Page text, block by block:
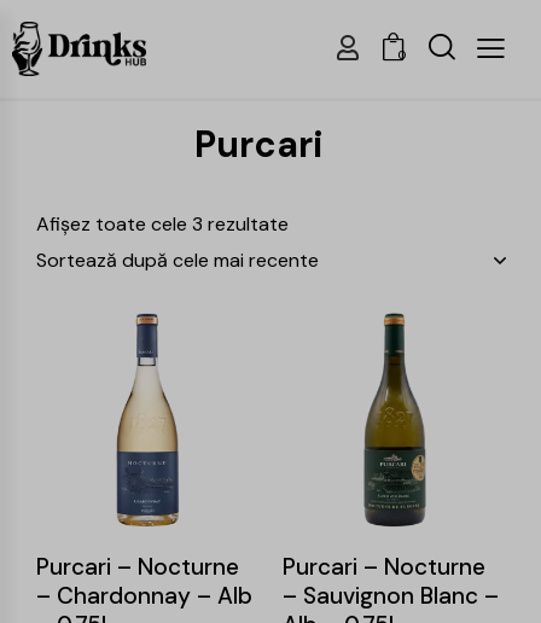
0
Purcari
Afișez toate cele 3 rezultate
Purcari – Nocturne
– Chardonnay – Alb
Purcari – Nocturne
– Sauvignon Blanc –